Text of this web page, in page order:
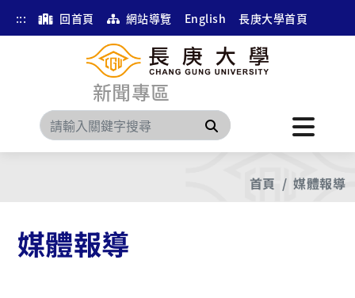
::: 回首頁 網站導覽 English 長庚大學首頁
新聞專區
搜尋
首頁 媒體報導
媒體報導